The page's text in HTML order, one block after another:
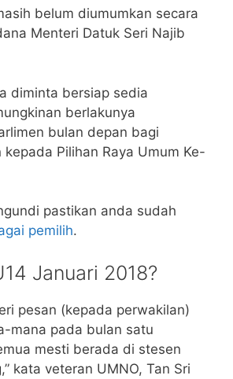
belum diumumkan secara
Menteri Datuk Seri Najib
diminta bersiap sedia
berlakunya
bulan depan bagi
Pilihan Raya Umum Ke-
pastikan anda sudah
pemilih.
Januari 2018?
pesan (kepada perwakilan)
mana pada bulan satu
mesti berada di stesen
kata veteran UMNO, Tan Sri